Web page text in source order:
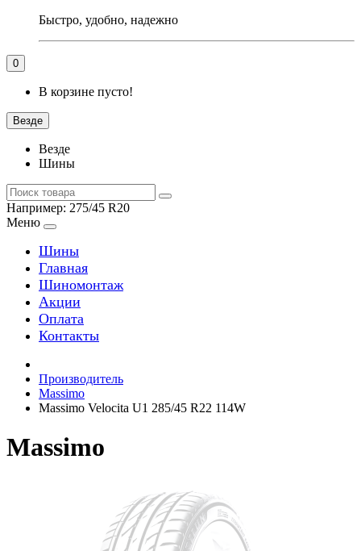
Быстро, удобно, надежно
0
В корзине пусто!
Везде
Везде
Шины
Например: 275/45 R20
Меню
Шины
Главная
Шиномонтаж
Акции
Оплата
Контакты
Производитель
Massimo
Massimo Velocita U1 285/45 R22 114W
Massimo